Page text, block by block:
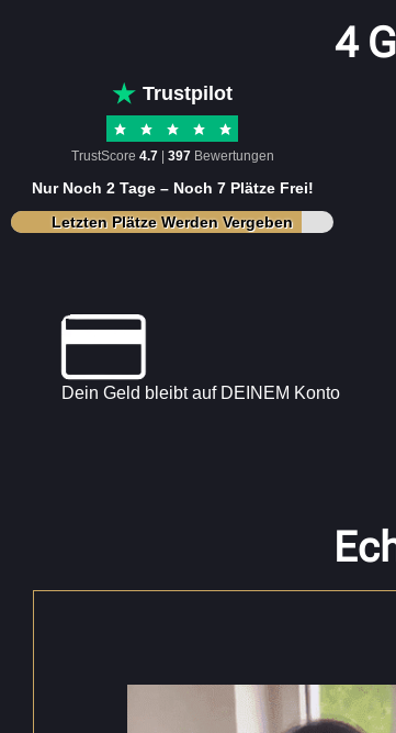
4
Trustpilot
TrustScore 4.7| 397Bewertungen
Nur Noch 2 Tage – Noch 7 Plätze Frei!
Letzten Plätze Werden Vergeben
Dein Geld bleibt auf DEINEM Konto